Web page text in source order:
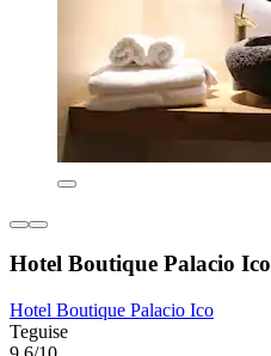
Hotel Boutique Palacio Ico
Hotel Boutique Palacio Ico
Teguise